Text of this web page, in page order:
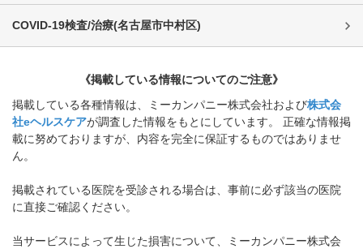
COVID-19検査/治療(名古屋市中村区)
《掲載している情報についてのご注意》
掲載している各種情報は、ミーカンパニー株式会社および株式会
社eヘルスケアが調査した情報をもとにしています。 正確な情報掲
載に努めておりますが、内容を完全に保証するものではありませ
ん。
掲載されている医院を受診される場合は、事前に必ず該当の医院
に直接ご確認ください。
当サービスによって生じた損害について、ミーカンパニー株式会